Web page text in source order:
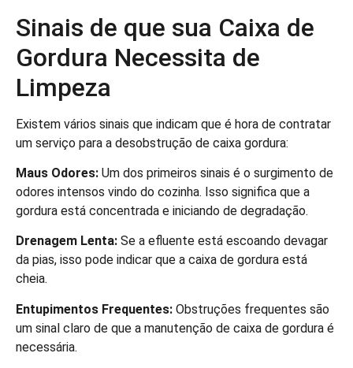
Sinais de que sua Caixa de
Gordura Necessita de
Limpeza
Existem vários sinais que indicam que é hora de contratar
um serviço para a desobstrução de caixa gordura:
Maus Odores: Um dos primeiros sinais é o surgimento de
odores intensos vindo do cozinha. Isso significa que a
gordura está concentrada e iniciando de degradação.
Drenagem Lenta: Se a efluente está escoando devagar
da pias, isso pode indicar que a caixa de gordura está
cheia.
Entupimentos Frequentes: Obstruções frequentes são
um sinal claro de que a manutenção de caixa de gordura é
necessária.